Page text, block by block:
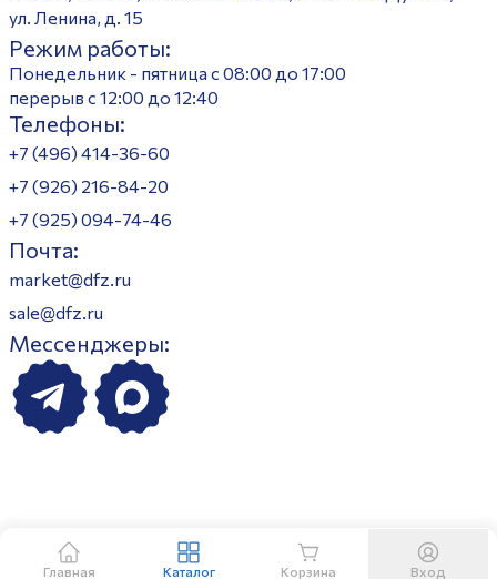
ул. Ленина, д. 15
Режим работы:
Понедельник - пятница с 08:00 до 17:00
перерыв с 12:00 до 12:40
Телефоны:
+7 (496) 414-36-60
+7 (926) 216-84-20
+7 (925) 094-74-46
Почта:
market@dfz.ru
sale@dfz.ru
Мессенджеры:
Главная Каталог Корзина Вход